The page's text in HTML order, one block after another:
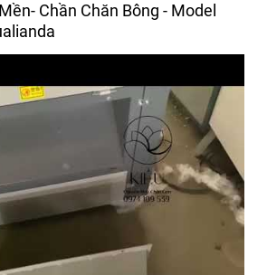
Chần Chăn Bông - Model